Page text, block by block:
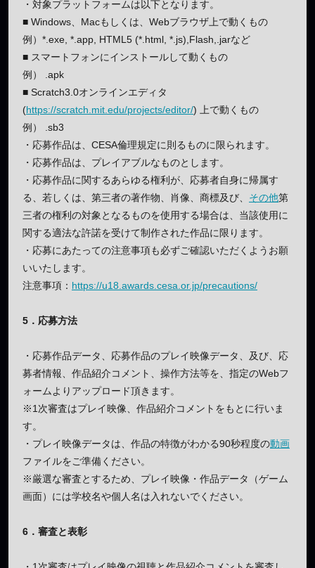
・対象プラットフォームは以下となります。
■ Windows、Macもしくは、Webブラウザ上で動くもの
例）*.exe, *.app, HTML5 (*.html, *.js),Flash,.jarなど
■ スマートフォンにインストールして動くもの
例） .apk
■ Scratch3.0オンラインエディタ
(https://scratch.mit.edu/projects/editor/) 上で動くもの
例） .sb3
・応募作品は、CESA倫理規定に則るものに限られます。
・応募作品は、プレイアブルなものとします。
・応募作品に関するあらゆる権利が、応募者自身に帰属す
る、若しくは、第三者の著作物、肖像、商標及び、 その他第
三者の権利の対象となるものを使用する場合は、当該使用に
関する適法な許諾を受けて制作された作品に限ります。
・応募にあたっての注意事項も必ずご確認いただくようお願
いいたします。
注意事項： https://u18.awards.cesa.or.jp/precautions/
5．応募方法
・応募作品データ、応募作品のプレイ映像データ、及び、応
募者情報、作品紹介コメント、操作方法等を、指定のWebフ
ォームよりアップロード頂きます。
※1次審査はプレイ映像、作品紹介コメントをもとに行いま
す。
・プレイ映像データは、作品の特徴がわかる90秒程度の動画
ファイルをご準備ください。
※厳選な審査とするため、プレイ映像・作品データ（ゲーム
画面）には学校名や個人名は入れないでください。
6．審査と表彰